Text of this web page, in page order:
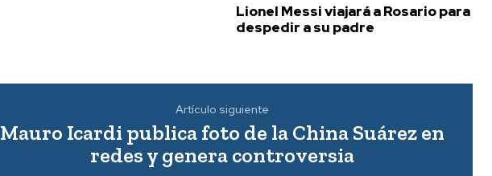
Lionel Messi viajará a Rosario para
despedir a su padre
Artículo siguiente
Mauro Icardi publica foto de la China Suárez en
redes y genera controversia